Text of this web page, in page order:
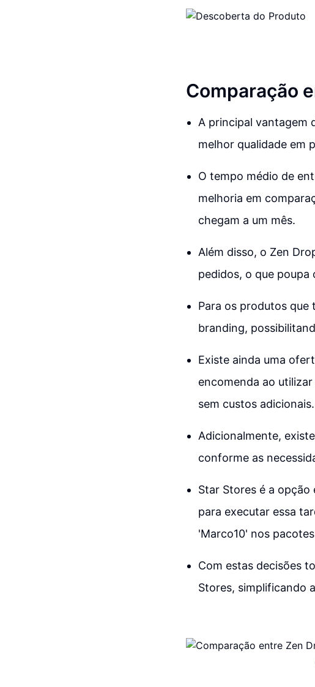
Comparação
A principal vantagem
melhor qualidade em
O tempo médio de
melhoria em
chegam a um mês.
Além disso, o Zen
pedidos, o que poupa
Para os produtos que
branding,
Existe ainda uma
encomenda ao
sem custos adicionais.
Adicionalmente,
conforme as
Star Stores é a
para executar essa
'Marco10' nos
Com estas decisões
Stores, simplificando